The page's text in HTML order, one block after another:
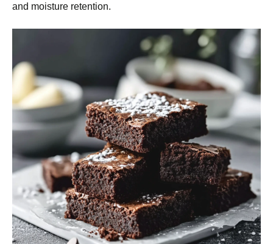
and moisture retention.